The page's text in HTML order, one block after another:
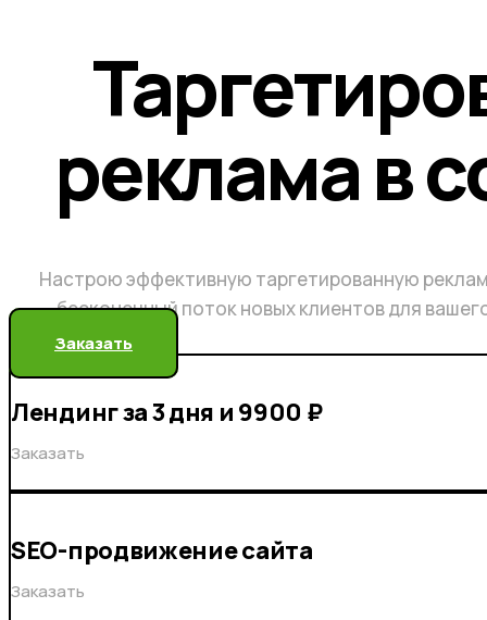
реклама в
Настрою эффективную таргетированную
бесконечный поток новых клиентов для
Заказать
Лендинг за 3 дня и 9900 ₽
Заказать
SEO-продвижение сайта
Заказать